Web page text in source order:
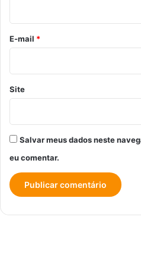
o
*
E-mail *
Site
Salvar meus dados neste
eu comentar.